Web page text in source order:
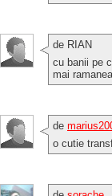
de RIAN
cu banii pe
mai
de
o cutie